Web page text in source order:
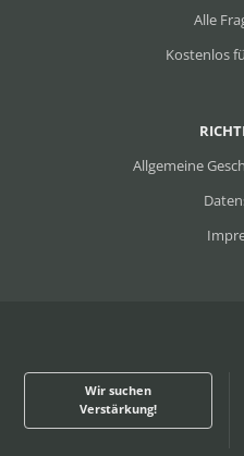
Allgemeine
Alle
Kostenlos
Wir suchen
Verstärkung!